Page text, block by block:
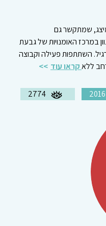
מיצג, שמתקשר גם
במרכז האומנויות של גבעת
השתתפות פעילה וקבוצה
ללאקראו עוד
2774